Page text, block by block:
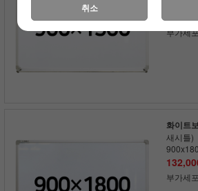
250원 적
부가세
화이트
새시틀)
부가세
취소